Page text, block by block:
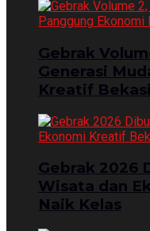
Gebrak
Generasi
Kreatif Bekasi
Gebrak 2026
Wisata dan
Naik Kelas